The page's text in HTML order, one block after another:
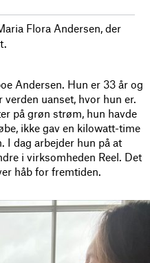
Flora Andersen, der
Andersen. Hun er 33 år og
uanset, hvor hun er.
på grøn strøm, hun havde
ikke gav en kilowatt-time
I dag arbejder hun på at
i virksomheden Reel. Det
håb for fremtiden.